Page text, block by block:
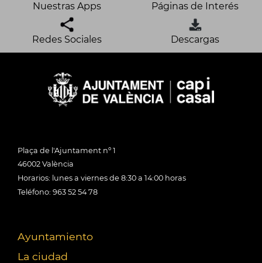
Nuestras Apps Páginas de Interés
Redes Sociales Descargas
Plaça de l'Ajuntament nº 1
46002 València
Horarios: lunes a viernes de 8:30 a 14:00 horas
Teléfono: 963 52 54 78
Ayuntamiento
La ciudad